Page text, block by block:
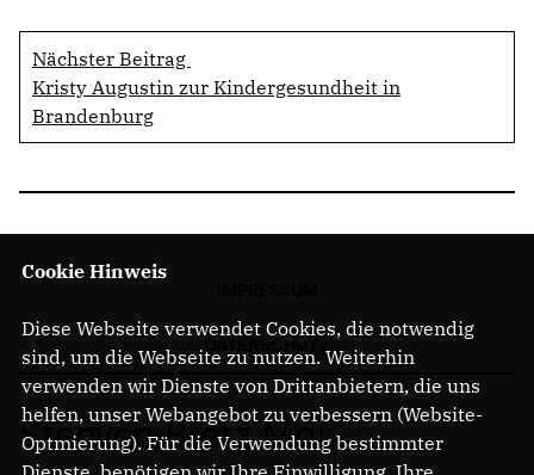
Nächster Beitrag
Kristy Augustin zur Kindergesundheit in
Brandenburg
Steeven Bretz MdL
Cookie Hinweis
Diese Webseite verwendet Cookies, die notwendig
sind, um die Webseite zu nutzen. Weiterhin
verwenden wir Dienste von Drittanbietern, die uns
helfen, unser Webangebot zu verbessern (Website-
Optmierung). Für die Verwendung bestimmter